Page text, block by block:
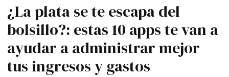
¿La plata se te escapa del
bolsillo?: estas 10 apps te van a
ayudar a administrar mejor
tus ingresos y gastos